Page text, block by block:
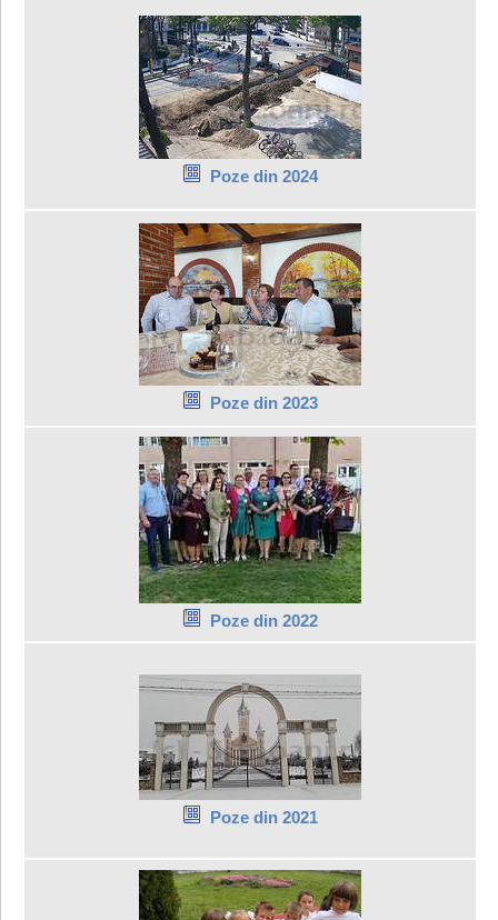
Poze din 2024
Poze din 2023
Poze din 2022
Poze din 2021